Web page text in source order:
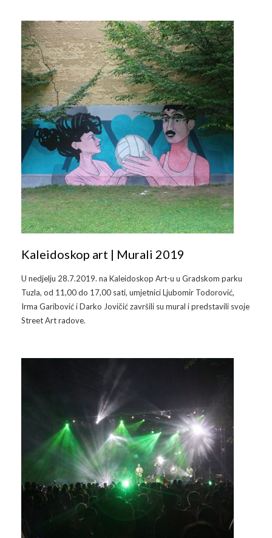
Kaleidoskop art | Murali 2019
U nedjelju 28.7.2019. na Kaleidoskop Art-u u Gradskom parku
Tuzla, od 11,00 do 17,00 sati, umjetnici Ljubomir Todorović,
Irma Garibović i Darko Jovičić završili su mural i predstavili svoje
Street Art radove.